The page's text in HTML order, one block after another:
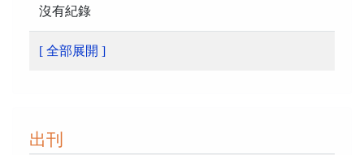
沒有紀錄
[ 全部展開 ]
出刊